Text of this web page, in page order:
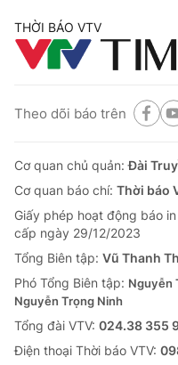
THỜI BÁO VTV
Theo dõi báo trên
Cơ quan chủ quản:Đài
Cơ quan báo chí: Thời báo
Giấy phép hoạt động báo
cấp ngày 29/12/2023
Tổng Biên tập: Vũ Thanh
Phó Tổng Biên tập: Nguyễn
Nguyễn Trọng Ninh
Tổng đài VTV: 024.38 355
Ðiện thoại Thời báo VTV: